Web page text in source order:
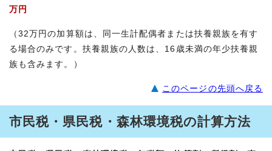
万円
（32万円の加算額は、同一生計配偶者または扶養親族を有す
る場合のみです。扶養親族の人数は、16歳未満の年少扶養親
族も含みます。）
このページの先頭へ戻る
市民税・県民税・森林環境税の計算方法